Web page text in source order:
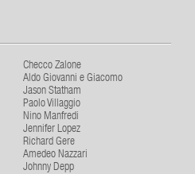
Checco Zalone
Aldo Giovanni e Giacomo
Jason Statham
Paolo Villaggio
Nino Manfredi
Jennifer Lopez
Richard Gere
Amedeo Nazzari
Johnny Depp